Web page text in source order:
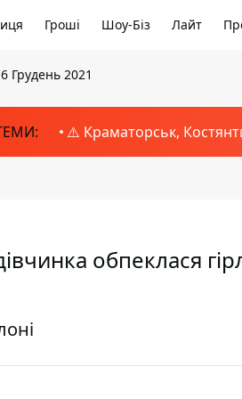
Гроші Шоу-Біз Лайт
Грудень 2021
⚠️ Краматорськ,
обпеклася